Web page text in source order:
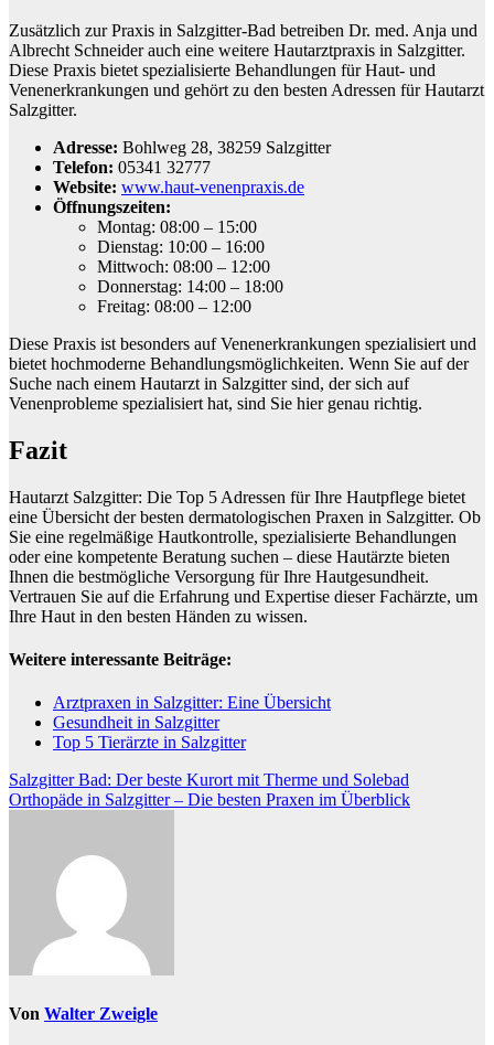
Zusätzlich zur Praxis in Salzgitter-Bad betreiben Dr. med. Anja und
Albrecht Schneider auch eine weitere Hautarztpraxis in Salzgitter.
Diese Praxis bietet spezialisierte Behandlungen für Haut- und
Venenerkrankungen und gehört zu den besten Adressen für Hautarzt
Salzgitter.
Adresse: Bohlweg 28, 38259 Salzgitter
Telefon: 05341 32777
Website: www.haut-venenpraxis.de
Öffnungszeiten:
Montag: 08:00 – 15:00
Dienstag: 10:00 – 16:00
Mittwoch: 08:00 – 12:00
Donnerstag: 14:00 – 18:00
Freitag: 08:00 – 12:00
Diese Praxis ist besonders auf Venenerkrankungen spezialisiert und
bietet hochmoderne Behandlungsmöglichkeiten. Wenn Sie auf der
Suche nach einem Hautarzt in Salzgitter sind, der sich auf
Venenprobleme spezialisiert hat, sind Sie hier genau richtig.
Fazit
Hautarzt Salzgitter: Die Top 5 Adressen für Ihre Hautpflege bietet
eine Übersicht der besten dermatologischen Praxen in Salzgitter. Ob
Sie eine regelmäßige Hautkontrolle, spezialisierte Behandlungen
oder eine kompetente Beratung suchen – diese Hautärzte bieten
Ihnen die bestmögliche Versorgung für Ihre Hautgesundheit.
Vertrauen Sie auf die Erfahrung und Expertise dieser Fachärzte, um
Ihre Haut in den besten Händen zu wissen.
Weitere interessante Beiträge:
Arztpraxen in Salzgitter: Eine Übersicht
Gesundheit in Salzgitter
Top 5 Tierärzte in Salzgitter
Beitragsnavigation
Salzgitter Bad: Der beste Kurort mit Therme und Solebad
Orthopäde in Salzgitter – Die besten Praxen im Überblick
Von Walter Zweigle